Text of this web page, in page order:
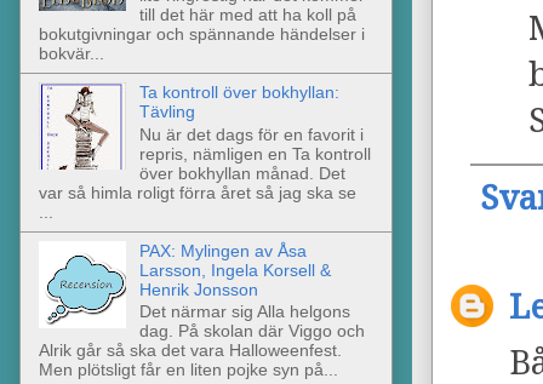
till det här med att ha koll på
bokutgivningar och spännande händelser i
bokvär...
Ta kontroll över bokhyllan:
Tävling
Nu är det dags för en favorit i
repris, nämligen en Ta kontroll
över bokhyllan månad. Det
var så himla roligt förra året så jag ska se
PAX: Mylingen av Åsa
Larsson, Ingela Korsell &
Henrik Jonsson
Det närmar sig Alla helgons
dag. På skolan där Viggo och
Alrik går så ska det vara Halloweenfest.
Men plötsligt får en liten pojke syn på...